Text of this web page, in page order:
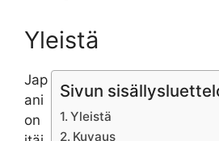
Yleistä
Sivun
Yleistä
Kuvaus
Jap
ani
on